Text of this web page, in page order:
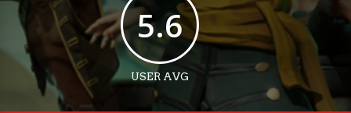
5.6
USER AVG